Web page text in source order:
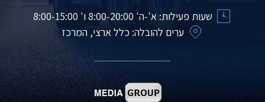
שעות פעילות: א'-ה' 8:00-20:00 ו' 8:00-15:00
ערים להובלה: כלל ארצי, המרכז